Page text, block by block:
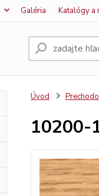
Galéria Katalógy a
Úvod
10200-